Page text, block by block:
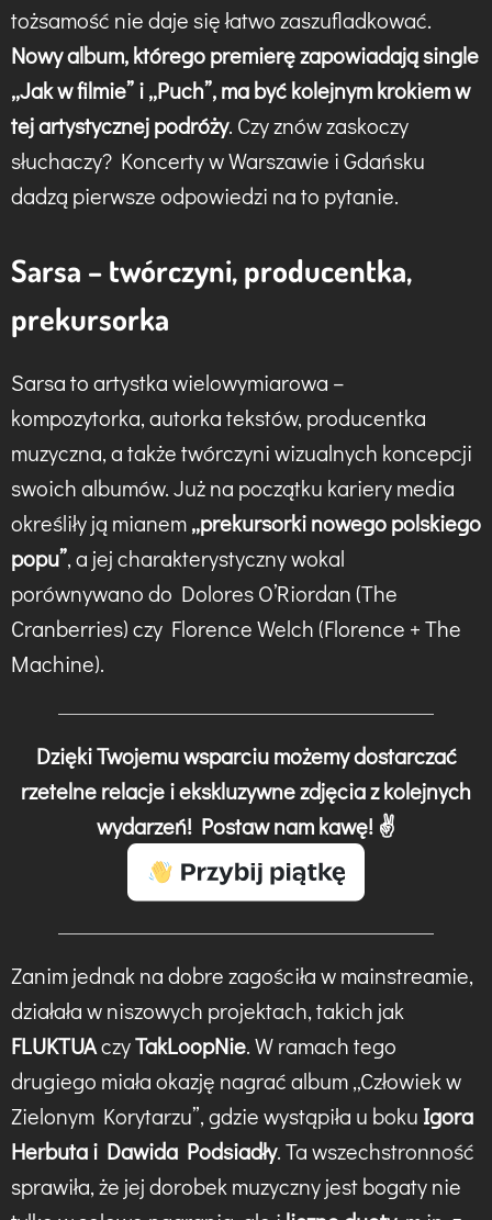
tożsamość nie daje się łatwo zaszufladkować.
Nowy album, którego premierę zapowiadają single
„Jak w filmie” i „Puch”, ma być kolejnym krokiem w
tej artystycznej podróży. Czy znów zaskoczy
słuchaczy? Koncerty w Warszawie i Gdańsku
dadzą pierwsze odpowiedzi na to pytanie.
Sarsa – twórczyni, producentka,
prekursorka
Sarsa to artystka wielowymiarowa –
kompozytorka, autorka tekstów, producentka
muzyczna, a także twórczyni wizualnych koncepcji
swoich albumów. Już na początku kariery media
określiły ją mianem„prekursorki nowego polskiego
popu”, a jej charakterystyczny wokal
porównywano do Dolores O’Riordan (The
Cranberries) czy Florence Welch (Florence + The
Machine).
Dzięki Twojemu wsparciu możemy dostarczać
rzetelne relacje i ekskluzywne zdjęcia z kolejnych
wydarzeń! Postaw nam kawę! ✌️
Zanim jednak na dobre zagościła w mainstreamie,
działała w niszowych projektach, takich jak
FLUKTUAczyTakLoopNie. W ramach tego
drugiego miała okazję nagrać album „Człowiek w
Zielonym Korytarzu”, gdzie wystąpiła u boku Igora
Herbuta i Dawida Podsiadły. Ta wszechstronność
sprawiła, że jej dorobek muzyczny jest bogaty nie